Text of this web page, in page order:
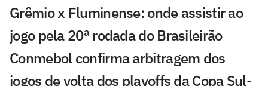
Grêmio x Fluminense: onde assistir ao
jogo pela 20ª rodada do Brasileirão
Conmebol confirma arbitragem dos
jogos de volta dos playoffs da Copa Sul-